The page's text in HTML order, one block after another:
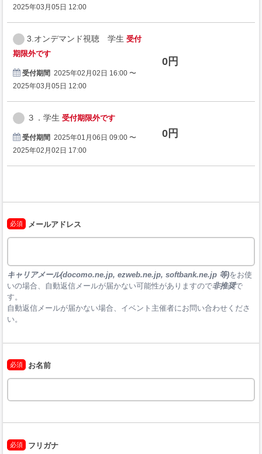
2025年03月05日 12:00
3.オンデマンド視聴 学生 受付
期限外です
受付期間 2025年02月02日 16:00 〜
2025年03月05日 12:00
0円
３．学生 受付期限外です
受付期間 2025年01月06日 09:00 〜
2025年02月02日 17:00
0円
必須 メールアドレス
キャリアメール(docomo.ne.jp, ezweb.ne.jp, softbank.ne.jp 等)をお使
いの場合、自動返信メールが届かない可能性がありますので非推奨で
す。
自動返信メールが届かない場合、イベント主催者にお問い合わせくださ
い。
必須 お名前
必須 フリガナ